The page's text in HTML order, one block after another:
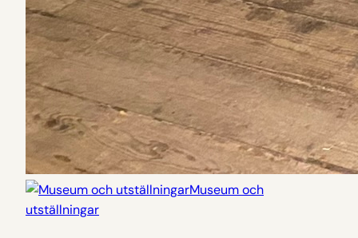
Museum och
utställningar